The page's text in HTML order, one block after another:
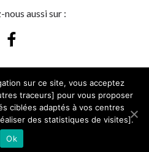
INFOSTRAFIC
aussi sur :
sur ce site, vous acceptez
traceurs] pour vous proposer
ciblées adaptés à vos centres
des statistiques de visites].
Ok